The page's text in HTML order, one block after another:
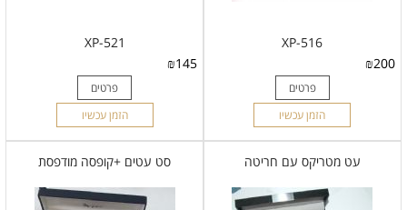
XP-516
₪200
פרטים
הזמן עכשיו
XP-521
₪145
פרטים
הזמן עכשיו
עט מטריקס עם חריטה סט עטים +קופסה מודפסת